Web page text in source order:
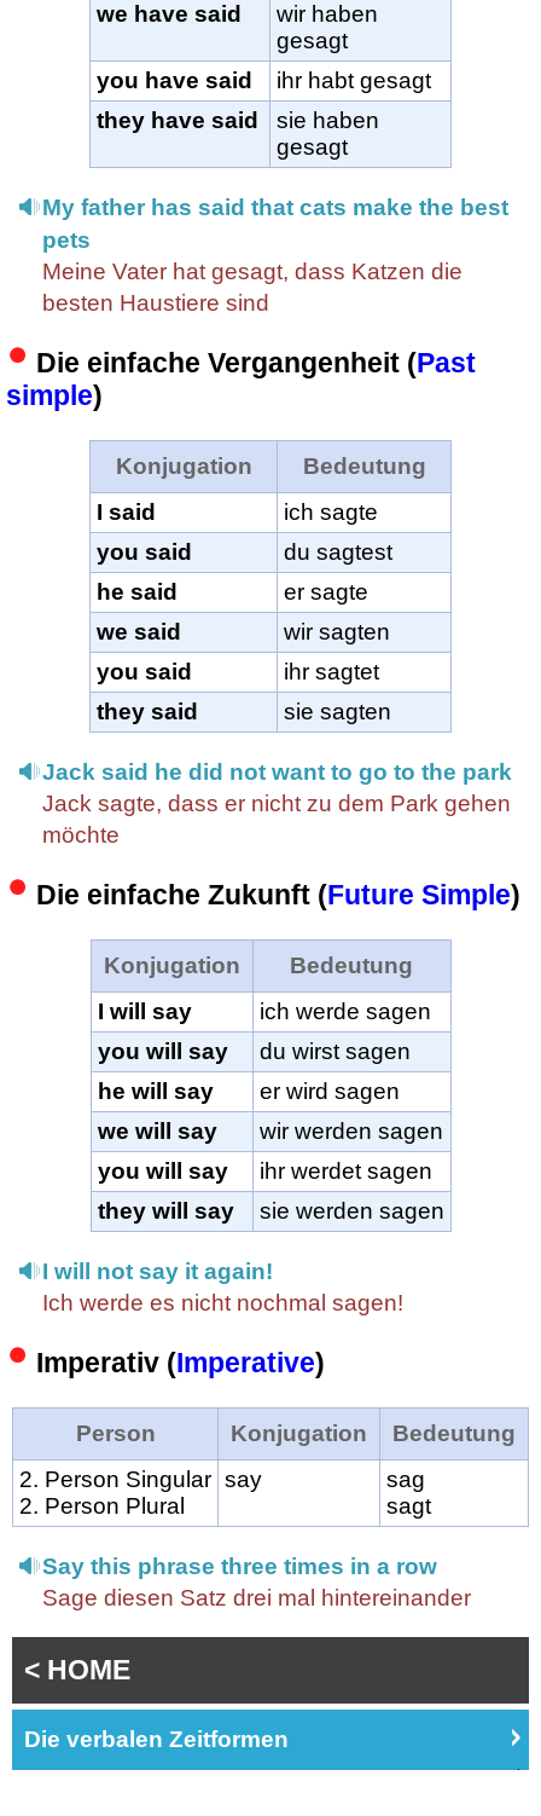
we have said
wir haben
gesagt
you have said
ihr habt gesagt
they have said
sie haben
gesagt
My father has said that cats make the best
pets
Meine Vater hat gesagt, dass Katzen die
besten Haustiere sind
Die einfache Vergangenheit (Past
simple)
Konjugation
Bedeutung
I said
ich sagte
you said
du sagtest
he said
er sagte
we said
wir sagten
you said
ihr sagtet
they said
sie sagten
Jack said he did not want to go to the park
Jack sagte, dass er nicht zu dem Park gehen
möchte
Die einfache Zukunft (Future Simple)
Konjugation
Bedeutung
I will say
ich werde sagen
you will say
du wirst sagen
he will say
er wird sagen
we will say
wir werden sagen
you will say
ihr werdet sagen
they will say
sie werden sagen
I will not say it again!
Ich werde es nicht nochmal sagen!
Imperativ (Imperative)
Person Konjugation
Bedeutung
2. Person Singular
2. Person Plural
say
sag
sagt
Say this phrase three times in a row
Sage diesen Satz drei mal hintereinander
< HOME
Die verbalen Zeitformen